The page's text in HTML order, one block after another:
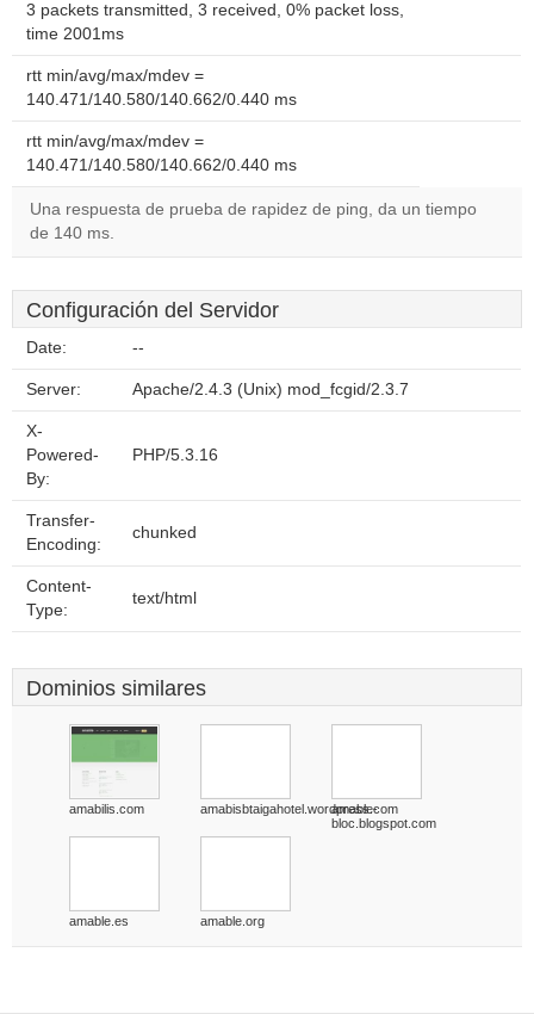
3 packets transmitted, 3 received, 0% packet loss,
time 2001ms
rtt min/avg/max/mdev =
140.471/140.580/140.662/0.440 ms
rtt min/avg/max/mdev =
140.471/140.580/140.662/0.440 ms
Una respuesta de prueba de rapidez de ping, da un tiempo
de 140 ms.
Configuración del Servidor
Date: --
Server: Apache/2.4.3 (Unix) mod_fcgid/2.3.7
X-
Powered-
By:
PHP/5.3.16
Transfer-
Encoding:
chunked
Content-
Type:
text/html
Dominios similares
amabilis.com amabisbtaigahotel.wordpress.com
amable-
bloc.blogspot.com
amable.es amable.org